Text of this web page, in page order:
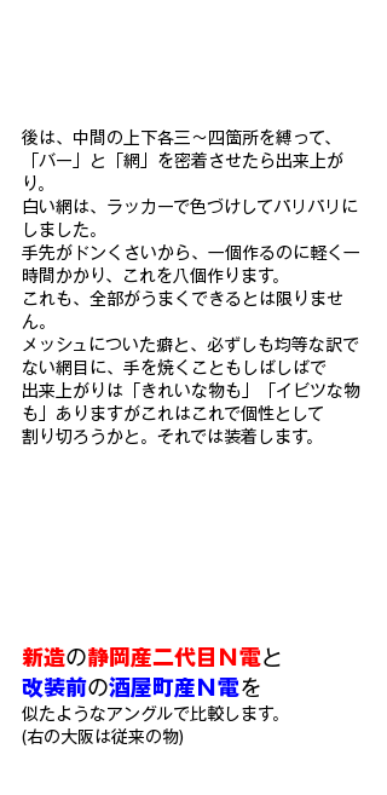
後は、中間の上下各三～四箇所を縛って、
「バー」と「網」を密着させたら出来 上が
り。
白い網は、ラッカーで色づけしてパリパリに
しました。
手先がドンくさいから、一個作るのに軽く一
時間かかり、これを 八個作ります。
これも、全部がうまくできるとは限りませ
ん。
メッシュについた癖と、必ずしも均等な訳で
ない網目に、手を焼くこともしばしばで
出来上がりは「きれいな物も」「イビツな物
も」ありますがこ れはこれで個性として
割り切ろうかと。それでは装着します。
新造の静岡産二代目 Ｎ電と
改装前の酒屋町産Ｎ電を
似たようなアングルで比較します。
(右の大阪は従来の物)